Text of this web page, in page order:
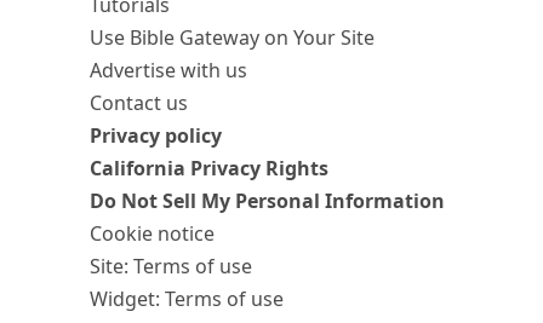
Use Bible Gateway on Your Site
Advertise with us
Contact us
Privacy policy
California Privacy Rights
Do Not Sell My Personal Information
Cookie notice
Site: Terms of use
Widget: Terms of use